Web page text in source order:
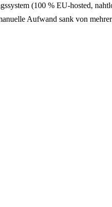
(100 % EU-hosted,
Aufwand sank von